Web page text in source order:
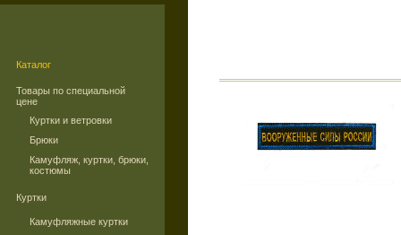
Каталог
Товары по специальной
цене
Куртки и ветровки
Брюки
Камуфляж, куртки, брюки,
костюмы
Куртки
Камуфляжные куртки